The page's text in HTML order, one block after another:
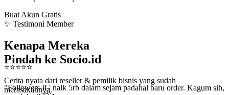
Buat Akun Gratis
✨ Testimoni Member
Kenapa Mereka
Pindah ke Socio.id
Cerita nyata dari reseller & pemilik bisnis yang sudah
merasakannya.
⭐⭐⭐⭐ ⭐
"Followers IG naik 5rb dalam sejam padahal baru order. Kagum sih,
murah lagi! 🤯"